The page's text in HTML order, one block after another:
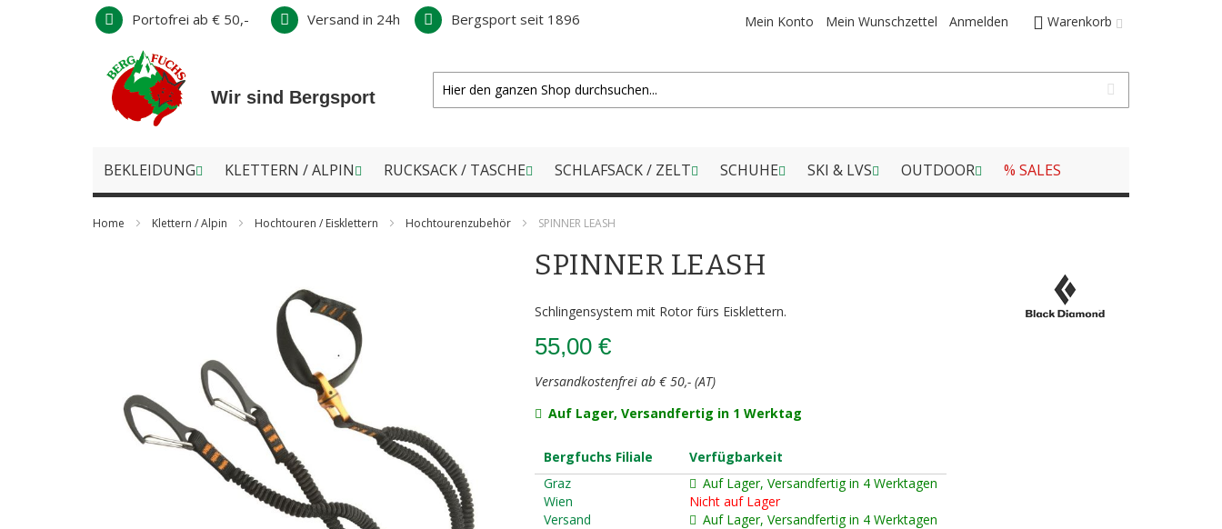
Direkt
Inhalt
Warenkorb
Mein Konto Mein Wunschzettel Anmelden
Portofrei ab € 50,- Versand in 24h Bergsport seit 1896
Wir sind Bergsport
BEKLEIDUNG KLETTERN / ALPIN RUCKSACK / TASCHE SCHLAFSACK / ZELT SCHUHE SKI & LVS OUTDOOR % SALES
Home Klettern / Alpin Hochtouren / Eisklettern Hochtourenzubehör SPINNER LEASH
SPINNER LEASH
Schlingensystem mit Rotor fürs Eisklettern.
55,00 €
Versandkostenfrei ab € 50,- (AT)
Auf Lager, Versandfertig in 1 Werktag
Bergfuchs Filiale
Verfügbarkeit
Graz
Auf Lager, Versandfertig in 4 Werktagen
Wien
Nicht auf Lager
Versand
Auf Lager, Versandfertig in 4 Werktagen